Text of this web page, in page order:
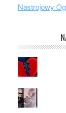
Nastrojowy